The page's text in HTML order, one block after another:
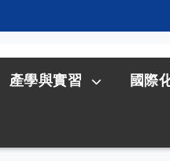
產學與實習 國際